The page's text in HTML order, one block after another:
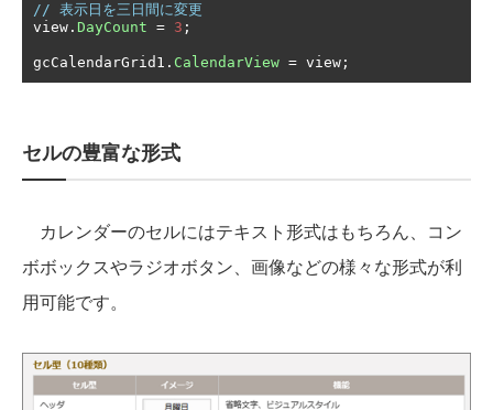
// 表示日を三日間に変更
view . DayCount = 3 ;
gcCalendarGrid1 . CalendarView = view ;
セルの豊富な形式
カレンダーのセルにはテキスト形式はもちろん、コン
ボボックスやラジオボタン、画像などの様々な形式が利
用可能です。